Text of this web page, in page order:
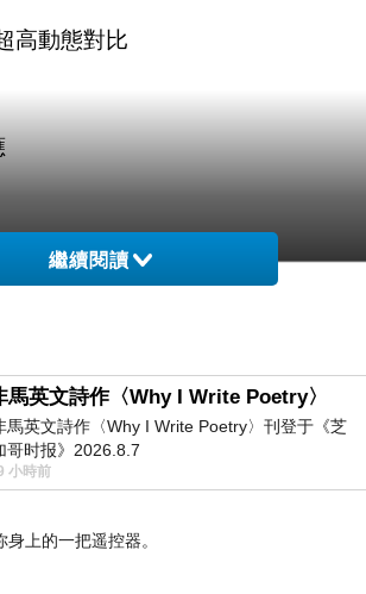
高動態對比
，清晰視界
19.5吋寬 LED液晶顯示器
繼續閱讀
馬英文詩作〈Why I Write Poetry〉
馬英文詩作〈Why I Write Poetry〉刊登于《芝
哥时报》2026.8.7
小時前
上的一把遥控器。